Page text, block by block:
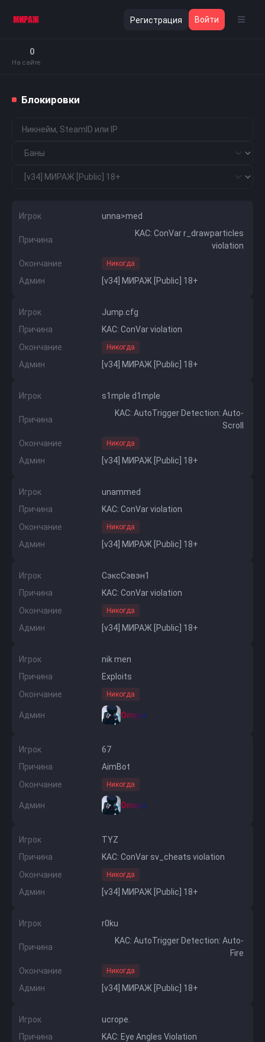
Регистрация Войти
0
На сайте
Блокировки
Игрок unna>med
Причина
KAC: ConVar r_drawparticles
violation
Окончание
Никогда
Админ [v34] МИРАЖ [Public] 18+
Игрок
Jump.cfg
Причина
KAC: ConVar violation
Окончание
Никогда
Админ [v34] МИРАЖ [Public] 18+
Игрок s1mple d1mple
Причина
KAC: AutoTrigger Detection: Auto-
Scroll
Окончание
Никогда
Админ [v34] МИРАЖ [Public] 18+
Игрок
unammed
Причина
KAC: ConVar violation
Окончание
Никогда
Админ [v34] МИРАЖ [Public] 18+
Игрок
СэксСэвэн1
Причина
KAC: ConVar violation
Окончание
Никогда
Админ [v34] МИРАЖ [Public] 18+
Игрок
nik men
Причина
Exploits
Окончание
Никогда
Админ Опиум
Игрок
67
Причина
AimBot
Окончание
Никогда
Админ Опиум
Игрок
TYZ
Причина
KAC: ConVar sv_cheats violation
Окончание
Никогда
Админ [v34] МИРАЖ [Public] 18+
Игрок r0ku
Причина
KAC: AutoTrigger Detection: Auto-
Fire
Окончание
Никогда
Админ [v34] МИРАЖ [Public] 18+
Игрок
ucrope.
Причина
KAC: Eye Angles Violation